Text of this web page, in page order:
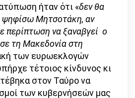
ήταν ότι «δεν θα
ψηφίσω Μητσοτάκη, αν
περίπτωση να ξαναβγεί ο
τη Μακεδονία στη
των ευρωεκλογών
τέτοιος κίνδυνος κι
στον Ταύρο να
των κυβερνήσεών μας